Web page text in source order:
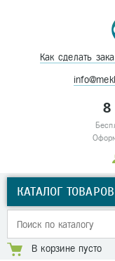
Как сделать
8
КАТАЛОГ ТОВАРОВ
В корзине пусто